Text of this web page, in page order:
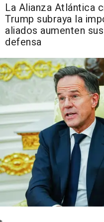
La Alianza Atlántica
Trump subraya la
aliados aumenten
defensa